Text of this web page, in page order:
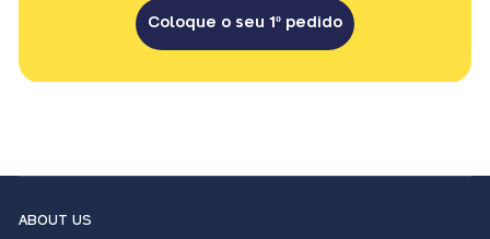
Coloque o seu 1º pedido
ABOUT US